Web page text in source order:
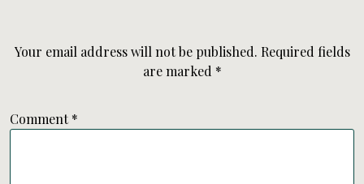
Your email address will not be published. Required fields
are marked *
Comment*